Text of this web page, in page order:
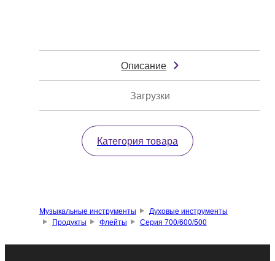
Описание
Загрузки
Категория товара
Музыкальные инструменты
Духовые инструменты
Продукты
Флейты Серия 700/600/500